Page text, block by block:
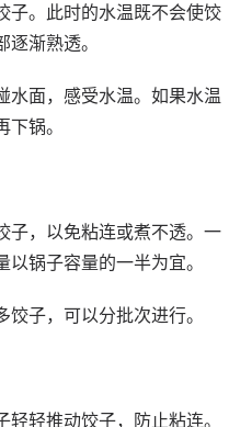
子。此时的水温既不会使饺
渐熟透。
水面，感受水温。如果水温
锅。
子，以免粘连或煮不透。一
锅子容量的一半为宜。
子，可以分批次进行。
轻推动饺子，防止粘连。